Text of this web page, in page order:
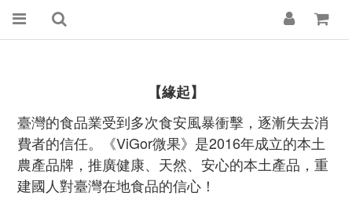
【緣起】
臺灣的食品業受到多次食安風暴衝擊，逐漸失去消
費者的信任。《ViGor微果》是2016年成立的本土
農產品牌 ，推廣健康、天然、安心的本土產品，重
建國人對臺灣在地食品的信心！